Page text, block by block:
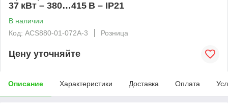
37 кВт – 380…415 В – IP21
В наличии
Код: ACS880-01-072A-3
Розница
Цену уточняйте
Описание Характеристики Доставка Оплата